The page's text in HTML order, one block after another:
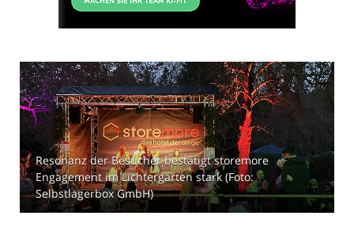
Resonanz der Besucher bestätigt storemore
Engagement im Lichtergarten stark (Foto:
Selbstlagerbox GmbH)